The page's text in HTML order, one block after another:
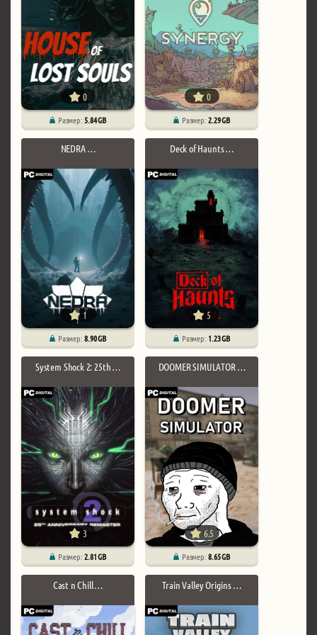
0
Размер:5.84 GB
0
Размер:2.29 GB
NEDRA …
1
Размер:8.90 GB
Deck of Haunts …
5
Размер: 1.23 GB
System Shock 2: 25th …
3
Размер:2.81 GB
DOOMER SIMULATOR …
6.5
Размер:8.65 GB
Cast n Chill … Train Valley Origins …